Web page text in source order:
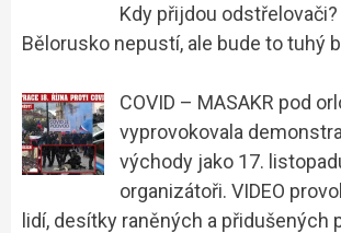
Kdy přijdou
Bělorusko nepustí, ale bude to tuhý
COVID – MASAKR pod
vyprovokovala
východy jako 17.
organizátoři. VIDEO
lidí, desítky raněných a přidušených